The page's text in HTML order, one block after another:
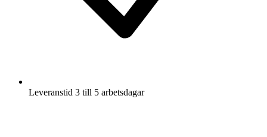
Leveranstid 3 till 5 arbetsdagar